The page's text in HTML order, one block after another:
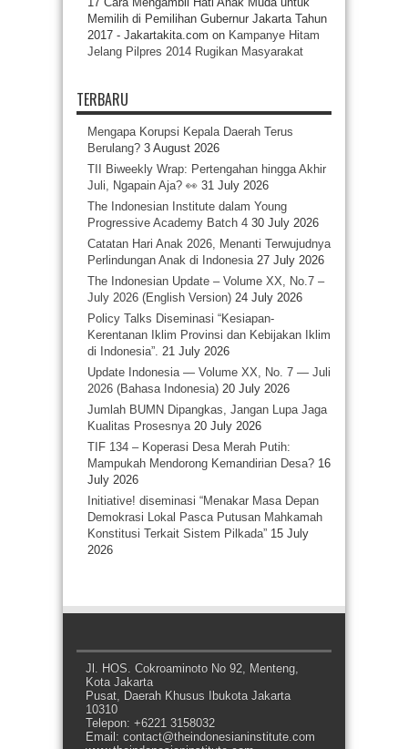
Memilih di Pemilihan Gubernur Jakarta Tahun
2017 - Jakartakita.com on Kampanye Hitam
Jelang Pilpres 2014 Rugikan Masyarakat
TERBARU
Mengapa Korupsi Kepala Daerah Terus
Berulang? 3 August 2026
TII Biweekly Wrap: Pertengahan hingga Akhir
Juli, Ngapain Aja? 👀 31 July 2026
The Indonesian Institute dalam Young
Progressive Academy Batch 4 30 July 2026
Catatan Hari Anak 2026, Menanti Terwujudnya
Perlindungan Anak di Indonesia 27 July 2026
The Indonesian Update – Volume XX, No.7 –
July 2026 (English Version) 24 July 2026
Policy Talks Diseminasi “Kesiapan-
Kerentanan Iklim Provinsi dan Kebijakan Iklim
di Indonesia”. 21 July 2026
Update Indonesia — Volume XX, No. 7 — Juli
2026 (Bahasa Indonesia) 20 July 2026
Jumlah BUMN Dipangkas, Jangan Lupa Jaga
Kualitas Prosesnya 20 July 2026
TIF 134 – Koperasi Desa Merah Putih:
Mampukah Mendorong Kemandirian Desa? 16
July 2026
Initiative! diseminasi “Menakar Masa Depan
Demokrasi Lokal Pasca Putusan Mahkamah
Konstitusi Terkait Sistem Pilkada” 15 July
2026
Jl. HOS. Cokroaminoto No 92, Menteng,
Kota Jakarta
Pusat, Daerah Khusus Ibukota Jakarta
10310
Telepon: +6221 3158032
Email: contact@theindonesianinstitute.com